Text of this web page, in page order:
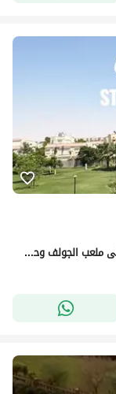
فيلا للبيع في مدينتي | نموذج V | إطلالة مباشرة على ملعب الجولف وحمام سباحة خاص 725 م